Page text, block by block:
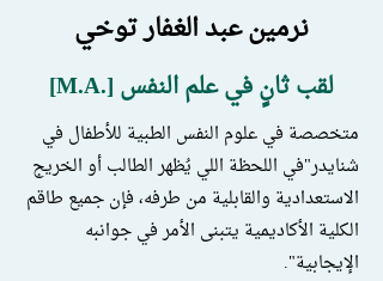
نرمين عبد الغفار توخي
لقب ثانٍ في علم النفس [.M.A]
متخصصة في علوم النفس الطبية للأطفال في
شنايدر"في اللحظة اللي يُظهر الطالب أو الخريج
الاستعدادية والقابلية من طرفه، فإن جميع طاقم
الكلية الأكاديمية يتبنى الأمر في جوانبه
الإيجابية".